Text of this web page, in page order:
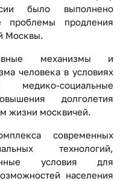
было выполнено
проблемы продления
Москвы.
механизмы и
человека в условиях
медико-социальные
долголетия
жизни москвичей.
современных
технологий,
условия для
населения